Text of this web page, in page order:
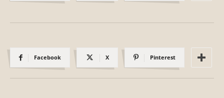
Facebook X Pinterest